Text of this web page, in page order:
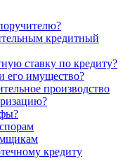
кредитный
ставку по кредиту?
его имущество?
производство
кредиту